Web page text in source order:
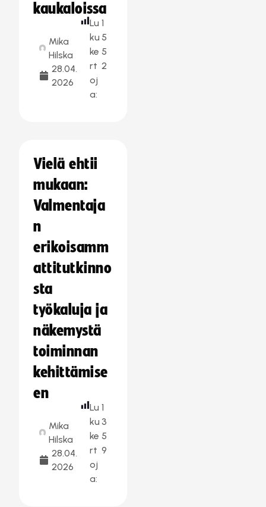
kaukaloissa
Mika
Hilska
28.04.
2026
Lu
ku
ke
rt
oj
a:
1
5
5
2
Vielä ehtii
mukaan:
Valmentaja
n
erikoisamm
attitutkinno
sta
työkaluja ja
näkemystä
toiminnan
kehittämise
en
Mika
Hilska
28.04.
2026
Lu
ku
ke
rt
oj
a:
1
3
5
9